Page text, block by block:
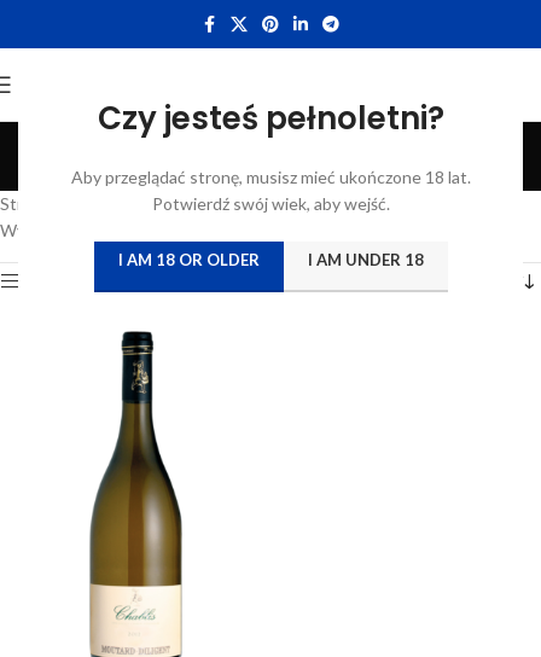
Czy jesteś pełnoletni?
Aby przeglądać stronę, musisz mieć ukończone 18 lat.
Potwierdź swój wiek, aby wejść.
I AM 18 OR OLDER I AM UNDER 18
Chablis
Categories
Strona główna
Katalog/Produkty oznaczone “Chablis”
Wyświetlanie jednego wyniku